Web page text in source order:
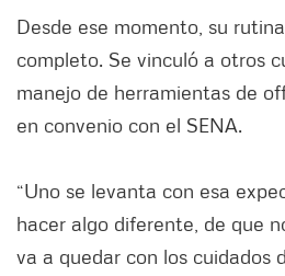
Desde ese momento, su
completo. Se vinculó a otros
manejo de herramientas de
en convenio con el SENA.
“Uno se levanta con esa
hacer algo diferente, de que
va a quedar con los cuidados